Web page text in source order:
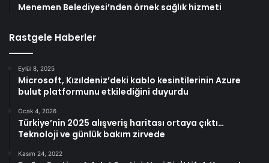
Menemen Belediyesi’nden örnek sağlık hizmeti
Rastgele Haberler
Eylül 8, 2025
Microsoft, Kızıldeniz’deki kablo kesintilerinin Azure
bulut platformunu etkilediğini duyurdu
Ocak 4, 2026
Türkiye’nin 2025 alışveriş haritası ortaya çıktı…
Teknoloji ve günlük bakım zirvede
Kasım 24, 2022